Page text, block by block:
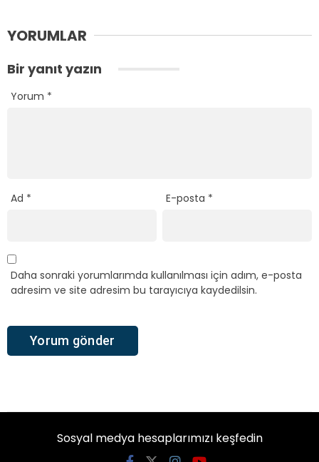
YORUMLAR
Bir yanıt yazın
Yorum *
Ad * E-posta *
Daha sonraki yorumlarımda kullanılması için adım, e-posta
adresim ve site adresim bu tarayıcıya kaydedilsin.
Sosyal medya hesaplarımızı keşfedin